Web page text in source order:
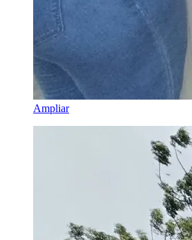
Ampliar